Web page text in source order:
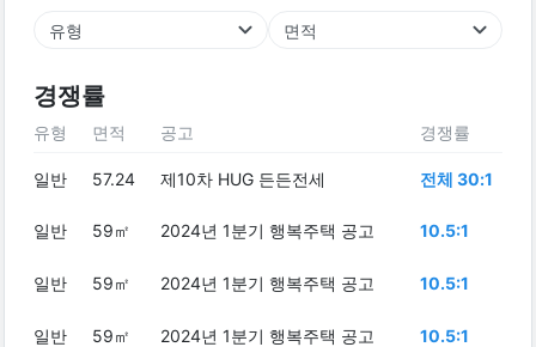
유형 면적
경쟁률
유형 면적 공고 경쟁률
일반 57.24 제10차 HUG 든든전세 전체 30:1
일반 59㎡ 2024년 1분기 행복주택 공고 10.5:1
일반 59㎡ 2024년 1분기 행복주택 공고 10.5:1
일반 59㎡ 2024년 1분기 행복주택 공고 10.5:1